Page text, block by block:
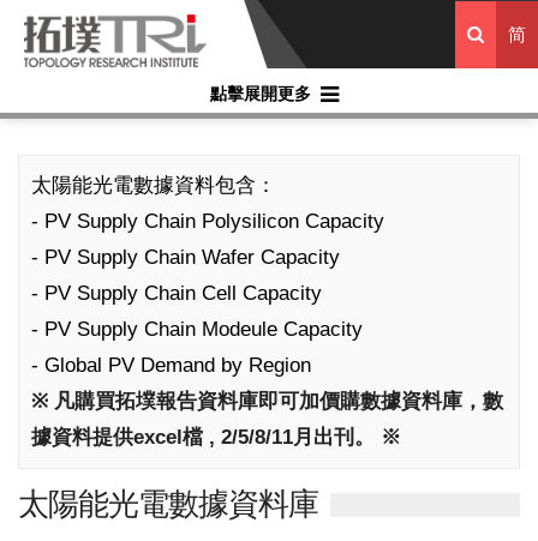
简
點擊展開更多
太陽能光電數據資料包含：
- PV Supply Chain Polysilicon Capacity
- PV Supply Chain Wafer Capacity
- PV Supply Chain Cell Capacity
- PV Supply Chain Modeule Capacity
- Global PV Demand by Region
※ 凡購買拓墣報告資料庫即可加價購數據資料庫，數
據資料提供excel檔 , 2/5/8/11月出刊。 ※
太陽能光電數據資料庫